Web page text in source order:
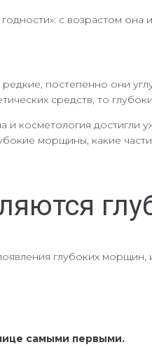
с возрастом
постепенно они
средств, то
косметология достигли
морщины, какие
глубоких морщин,
самыми первыми.